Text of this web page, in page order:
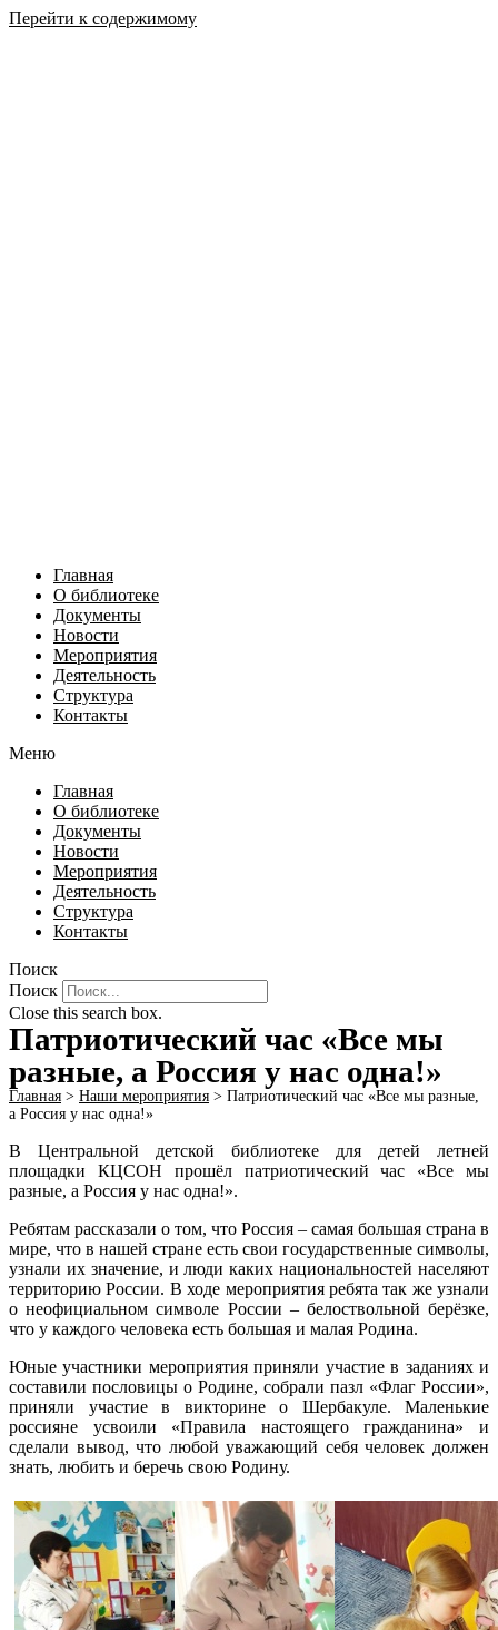
Перейти к содержимому
Главная
О библиотеке
Документы
Новости
Мероприятия
Деятельность
Структура
Контакты
Меню
Главная
О библиотеке
Документы
Новости
Мероприятия
Деятельность
Структура
Контакты
Поиск
Поиск
Close this search box.
Патриотический час «Все мы
разные, а Россия у нас одна!»
Главная > Наши мероприятия > Патриотический час «Все мы разные,
а Россия у нас одна!»
В Центральной детской библиотеке для детей летней
площадки КЦСОН прошёл патриотический час «Все мы
разные, а Россия у нас одна!».
Ребятам рассказали о том, что Россия – самая большая страна в
мире, что в нашей стране есть свои государственные символы,
узнали их значение, и люди каких национальностей населяют
территорию России. В ходе мероприятия ребята так же узнали
о неофициальном символе России – белоствольной берёзке,
что у каждого человека есть большая и малая Родина.
Юные участники мероприятия приняли участие в заданиях и
составили пословицы о Родине, собрали пазл «Флаг России»,
приняли участие в викторине о Шербакуле. Маленькие
россияне усвоили «Правила настоящего гражданина» и
сделали вывод, что любой уважающий себя человек должен
знать, любить и беречь свою Родину.